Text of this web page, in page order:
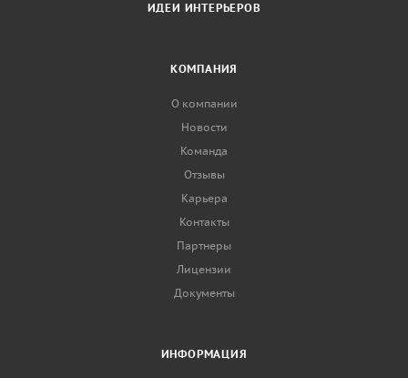
ИДЕИ ИНТЕРЬЕРОВ
КОМПАНИЯ
О компании
Новости
Команда
Отзывы
Карьера
Контакты
Партнеры
Лицензии
Документы
ИНФОРМАЦИЯ